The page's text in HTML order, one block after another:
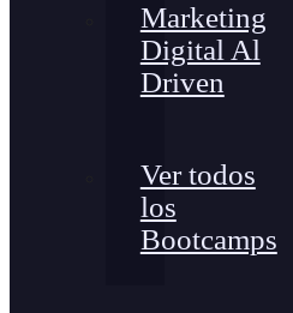
Marketing
Digital Al
Driven
Ver todos
los
Bootcamps